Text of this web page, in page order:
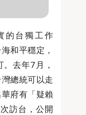
的台獨工作
和平穩定，
去年7月，
總統可以走
府有「疑賴
訪台，公開